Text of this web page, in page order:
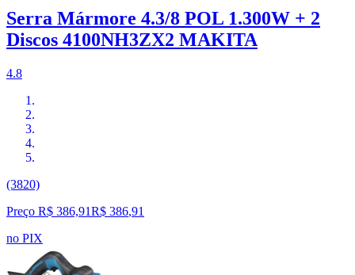
Serra Mármore 4.3/8 POL 1.300W + 2
Discos 4100NH3ZX2 MAKITA
4.8
(3820)
Preço R$ 386,91R$ 386,91
no PIX